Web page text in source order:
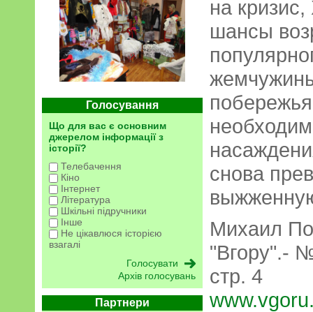
Голосування
Що для вас є основним
джерелом інформації з
історії?
Телебачення
Кіно
Інтернет
Література
Шкільні підручники
Інше
Не цікавлюся історією
взагалі
Архів голосувань
Партнери
на
шансы
снова
Михаил
"Вгору".-
стр. 4